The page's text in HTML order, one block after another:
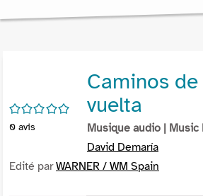
/5
0 avis
Caminos
vuelta
Musique audio | Music
David Demaría
Edité parWARNER / WM Spain